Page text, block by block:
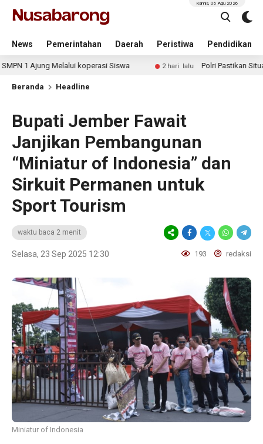
News Pemerintahan Daerah Peristiwa Pendidikan
Kamis, 06 Agu 2026
Melalui koperasi Siswa 2 hari lalu Polri Pastikan Situasi
Beranda Headline
Bupati Jember Fawait
Janjikan Pembangunan
“Miniatur of Indonesia” dan
Sirkuit Permanen untuk
Sport Tourism
waktu baca 2 menit
Selasa, 23 Sep 2025 12:30 193 redaksi
Miniatur of Indonesia